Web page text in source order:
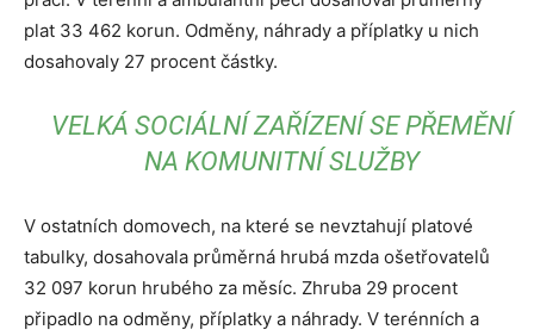
plat 33 462 korun. Odměny, náhrady a příplatky u nich
dosahovaly 27 procent částky.
VELKÁ SOCIÁLNÍ ZAŘÍZENÍ SE PŘEMĚNÍ
NA KOMUNITNÍ SLUŽBY
V ostatních domovech, na které se nevztahují platové
tabulky, dosahovala průměrná hrubá mzda ošetřovatelů
32 097 korun hrubého za měsíc. Zhruba 29 procent
připadlo na odměny, příplatky a náhrady. V terénních a